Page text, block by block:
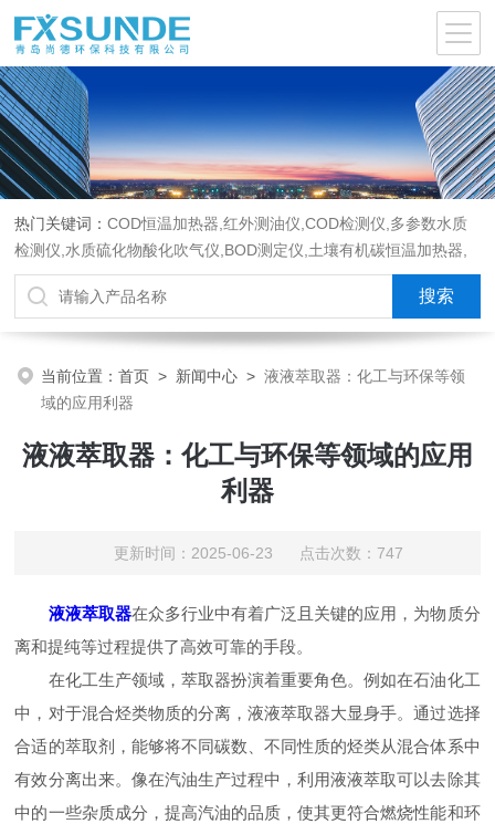
热门关键词：COD恒温加热器,红外测油仪,COD检测仪,多参数水质
检测仪,水质硫化物酸化吹气仪,BOD测定仪,土壤有机碳恒温加热器,
液液萃取器,COD消解回流仪,水质采样器
当前位置：首页 > 新闻中心 >液液萃取器：化工与环保等领
域的应用利器
液液萃取器：化工与环保等领域的应用
利器
更新时间：2025-06-23 点击次数：747
液液萃取器在众多行业中有着广泛且关键的应用，为物质分
离和提纯等过程提供了高效可靠的手段。
在化工生产领域，萃取器扮演着重要角色。例如在石油化工
中，对于混合烃类物质的分离，液液萃取器大显身手。通过选择
合适的萃取剂，能够将不同碳数、不同性质的烃类从混合体系中
有效分离出来。像在汽油生产过程中，利用液液萃取可以去除其
中的一些杂质成分，提高汽油的品质，使其更符合燃烧性能和环